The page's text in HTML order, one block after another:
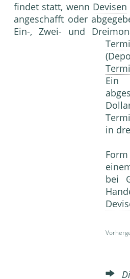
findet statt, wenn Devisen
angeschafft oder
Ein-, Zwei- und
Ein
in
bei